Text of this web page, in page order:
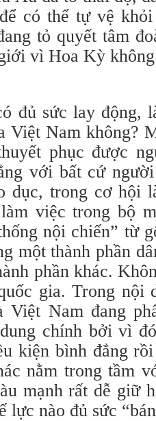
có thể tự vệ
tỏ quyết tâm
vì Hoa Kỳ
đủ sức lay động,
Việt Nam không?
phục được
với bất cứ
dục, trong cơ hội
việc trong bộ
nội chiến” từ
một thành phần
phần khác.
gia. Trong nội
Việt Nam đang
chính bởi vì
kiện bình đẳng
nằm trong tầm
mạnh rất dễ giữ
lực nào đủ sức